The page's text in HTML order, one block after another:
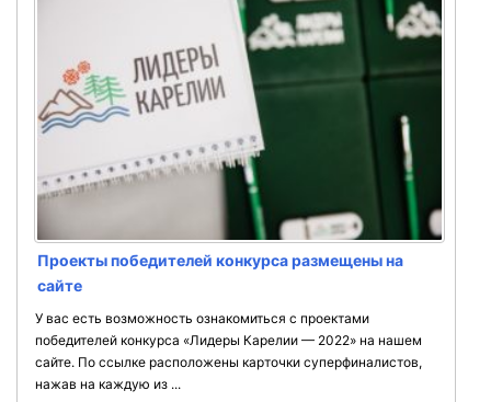
Проекты победителей конкурса размещены на
сайте
У вас есть возможность ознакомиться с проектами
победителей конкурса «Лидеры Карелии — 2022» на нашем
сайте. По ссылке расположены карточки суперфиналистов,
нажав на каждую из ...